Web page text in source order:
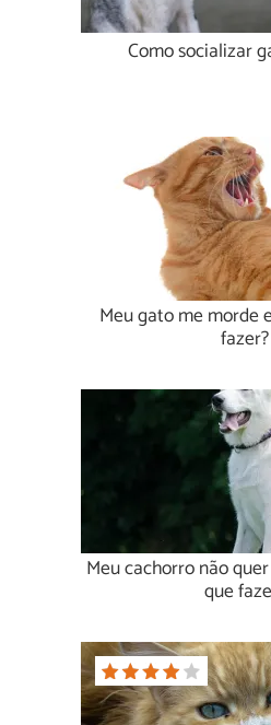
Como socializar
Meu gato me morde
fazer?
Meu cachorro não
que